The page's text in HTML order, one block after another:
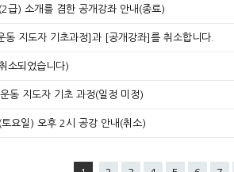
급) 소개를 겸한 공개강좌 안내(종료)
지도자 기초과정]과 [공개강좌]를 취소합니다.
소되었습니다)
동 지도자 기초 과정(일정 미정)
요일) 오후 2시 공강 안내(취소)